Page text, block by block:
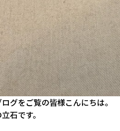
グをご覧の皆様こんにちは。
石です。